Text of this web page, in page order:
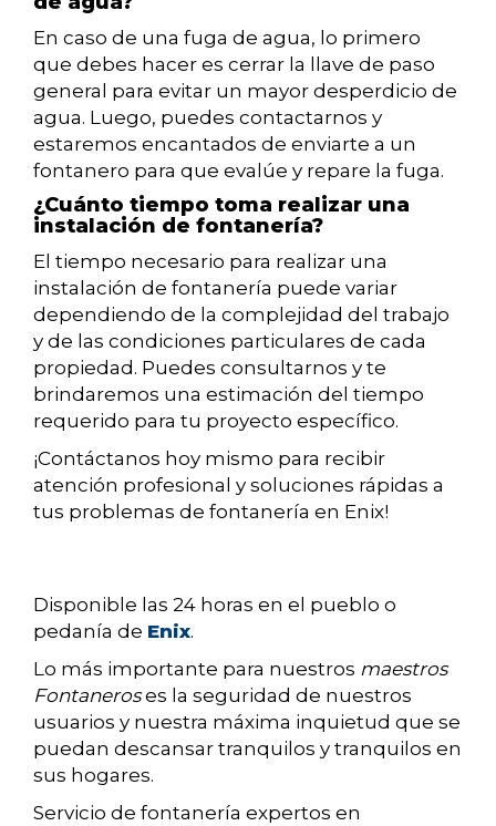
En caso de una fuga de agua, lo primero
que debes hacer es cerrar la llave de paso
general para evitar un mayor desperdicio de
agua. Luego, puedes contactarnos y
estaremos encantados de enviarte a un
fontanero para que evalúe y repare la fuga.
¿Cuánto tiempo toma realizar una
instalación de fontanería?
El tiempo necesario para realizar una
instalación de fontanería puede variar
dependiendo de la complejidad del trabajo
y de las condiciones particulares de cada
propiedad. Puedes consultarnos y te
brindaremos una estimación del tiempo
requerido para tu proyecto específico.
¡Contáctanos hoy mismo para recibir
atención profesional y soluciones rápidas a
tus problemas de fontanería en Enix!
Disponible las 24 horas en el pueblo o
pedanía de Enix.
Lo más importante para nuestros maestros
Fontaneroses la seguridad de nuestros
usuarios y nuestra máxima inquietud que se
puedan descansar tranquilos y tranquilos en
sus hogares.
Servicio de fontanería expertos en